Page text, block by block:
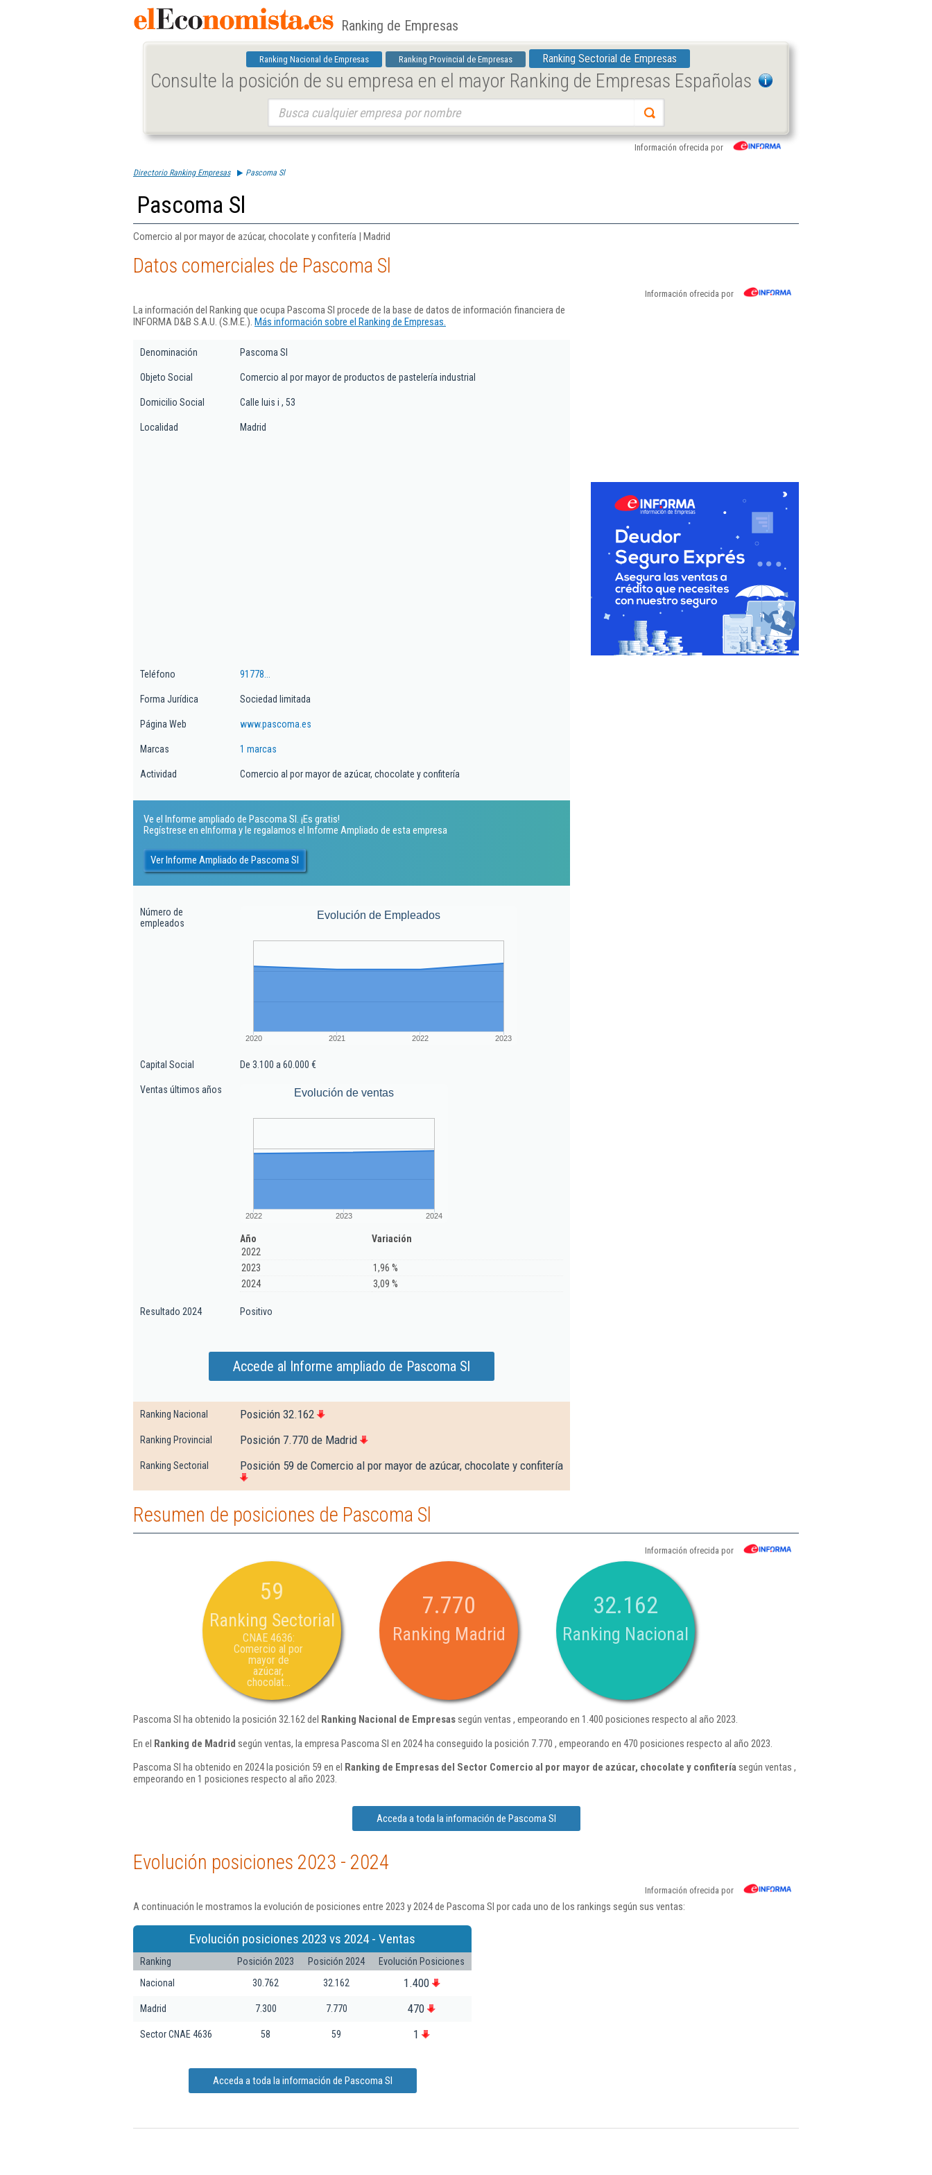
Ranking de Empresas
Ranking Nacional de Empresas Ranking Provincial de Empresas Ranking Sectorial de Empresas
Consulte la posición de su empresa en el mayor Ranking de Empresas Españolas
Información ofrecida por
Directorio Ranking Empresas Pascoma Sl
Pascoma Sl
Comercio al por mayor de azúcar, chocolate y confitería | Madrid
Datos comerciales de Pascoma Sl
Información ofrecida por
La información del Ranking que ocupa Pascoma Sl procede de la base de datos de información financiera de
INFORMA D&B S.A.U. (S.M.E.). Más información sobre el Ranking de Empresas.
Denominación Pascoma Sl
Objeto Social Comercio al por mayor de productos de pastelería industrial
Domicilio Social Calle luis i , 53
Localidad Madrid
Teléfono 91778...
Forma Jurídica Sociedad limitada
Página Web www.pascoma.es
Marcas 1 marcas
Actividad Comercio al por mayor de azúcar, chocolate y confitería
Ve el Informe ampliado de Pascoma Sl. ¡Es gratis!
Regístrese en eInforma y le regalamos el Informe Ampliado de esta empresa
Ver Informe Ampliado de Pascoma Sl
Número de
empleados
Evolución de Empleados
2020 2021 2022 2023
Capital Social De 3.100 a 60.000 €
Ventas últimos años Evolución de ventas
2022 2023 2024
Año
Variación
2022
2023
1,96 %
2024
3,09 %
Resultado 2024 Positivo
Accede al Informe ampliado de Pascoma Sl
Ranking Nacional Posición 32.162
Ranking Provincial Posición 7.770 de Madrid
Ranking Sectorial Posición 59 de Comercio al por mayor de azúcar, chocolate y confitería
Resumen de posiciones de Pascoma Sl
Información ofrecida por
59
Ranking Sectorial
CNAE 4636:
Comercio al por
mayor de
azúcar,
chocolat...
7.770
Ranking Madrid
32.162
Ranking Nacional
Pascoma Sl ha obtenido la posición 32.162 del Ranking Nacional de Empresassegún ventas , empeorando en 1.400 posiciones respecto al año 2023.
En el Ranking de Madrid según ventas, la empresa Pascoma Sl en 2024 ha conseguido la posición 7.770 , empeorando en 470 posiciones respecto al año 2023.
Pascoma Sl ha obtenido en 2024 la posición 59 en el Ranking de Empresas del Sector Comercio al por mayor de azúcar, chocolate y confiteríasegún ventas ,
empeorando en 1 posiciones respecto al año 2023.
Acceda a toda la información de Pascoma Sl
Evolución posiciones 2023 - 2024
Información ofrecida por
A continuación le mostramos la evolución de posiciones entre 2023 y 2024 de Pascoma Sl por cada uno de los rankings según sus ventas:
Evolución posiciones 2023 vs 2024 - Ventas
Ranking Posición 2023 Posición 2024
Evolución Posiciones
Nacional
30.762 32.162 1.400
Madrid 7.300 7.770 470
Sector CNAE 4636 58 59 1
Acceda a toda la información de Pascoma Sl